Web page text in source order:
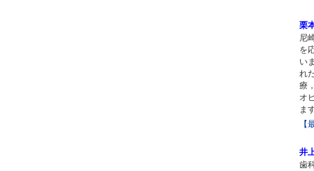
栗
尼
を
い
れ
療
オ
ま
【
井
歯